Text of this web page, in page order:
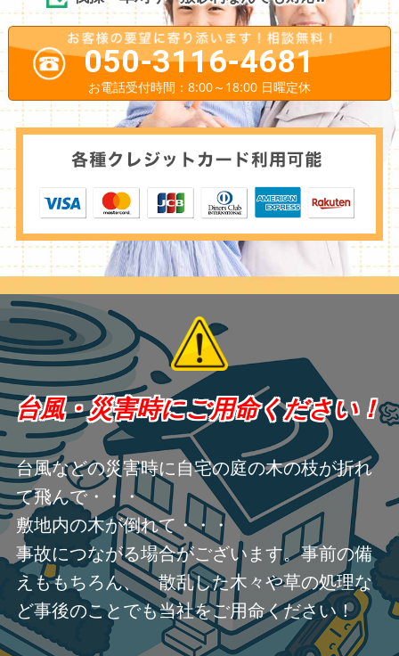
050-3116-4681
お電話受付時間：8:00～18:00 日曜定休
台風・災害時にご用命ください！
台風などの災害時に自宅の庭の木の枝が折れ
て飛んで・・・
敷地内の木が倒れて・・・
事故につながる場合がございます。事前の備
えももちろん、 散乱した木々や草の処理な
ど事後のことでも当社をご用命ください！